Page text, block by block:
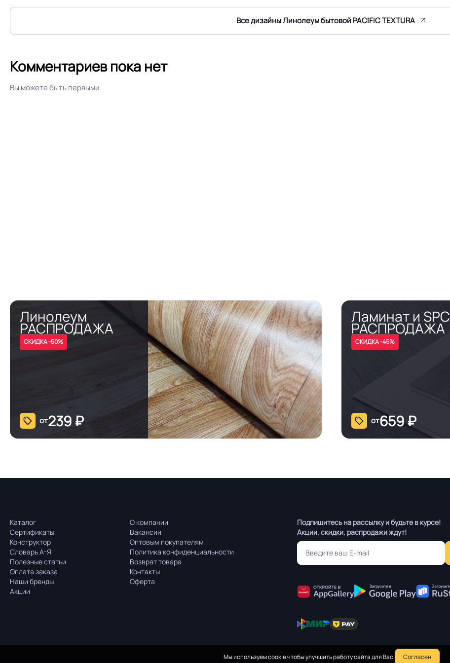
Светлый дуб Дизайн рисунка
Все дизайны Линолеум бытовой PACIFIC TEXTURA
Комментариев пока нет
Вы можете быть первыми
Линолеум
РАСПРОДАЖА
СКИДКА -50%
от239 ₽
Ламинат и SPC
РАСПРОДАЖА
СКИДКА -45%
от659₽
Каталог
Сертификаты
Конструктор
Словарь А-Я
Полезные статьи
Оплата заказа
Наши бренды
Акции
О компании
Вакансии
Оптовым покупателям
Политика конфиденциальности
Возврат товара
Контакты
Оферта
Подпишитесь на рассылку и будьте в курсе!
Акции, скидки, распродажи ждут!
Мы используем cookie чтобы улучшить работу сайта для Вас. Согласен